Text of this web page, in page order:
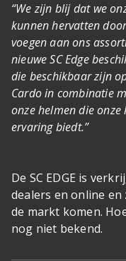
“We zijn blij dat we
kunnen hervatten
voegen aan ons
nieuwe SC Edge
die beschikbaar zijn
Cardo in combinatie
onze helmen die
ervaring biedt.”
De SC EDGE is
dealers en online
de markt komen.
nog niet bekend.